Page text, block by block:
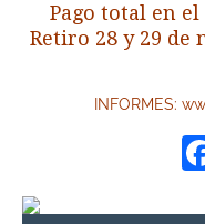
Pago total en el
Retiro 28 y 29 de
INFORMES: